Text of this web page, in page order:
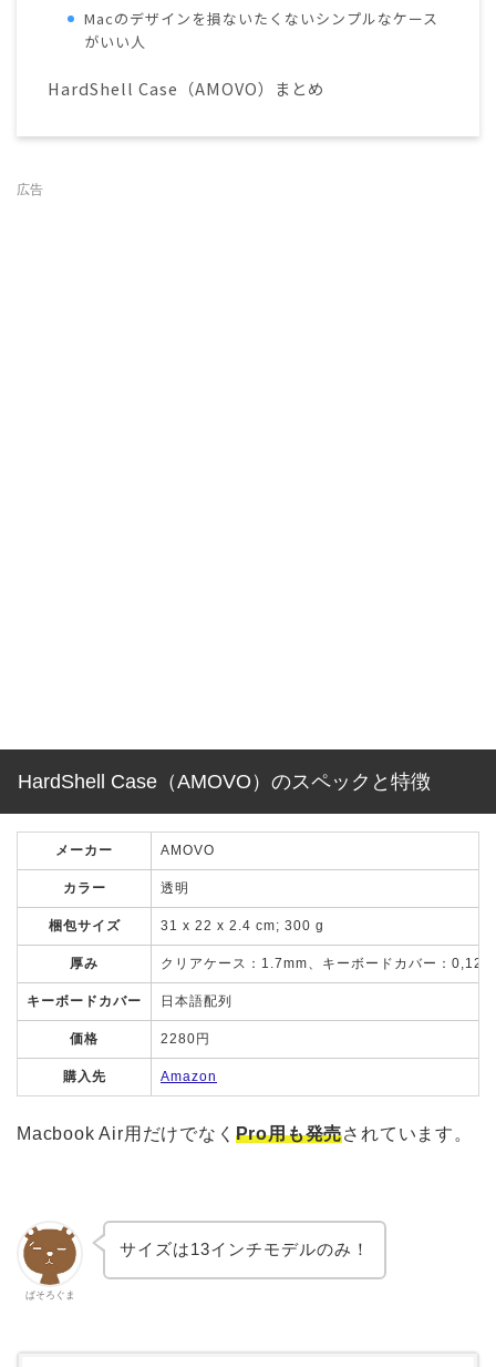
Macのデザインを損ないたくないシンプルなケース
がいい人
HardShell Case（AMOVO）まとめ
広告
HardShell Case（AMOVO）のスペックと特徴
メーカー AMOVO
カラー 透明
梱包サイズ 31 x 22 x 2.4 cm; 300 g
厚み クリアケース：1.7mm、キーボードカバー：
キーボードカバー 日本語配列
価格 2280円
購入先 Amazon
Macbook Air用だけでなく Pro用も発売されています。
ぱそろぐま
サイズは13インチモデルのみ！